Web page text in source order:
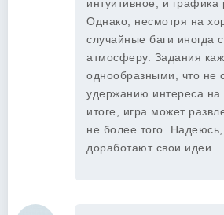
интуитивное, и графика
Однако, несмотря на
случайные баги иногда
атмосферу. Задания
однообразными, что не
удержанию интереса
итоге, игра может
не более того. Надеюсь,
доработают свои идеи.